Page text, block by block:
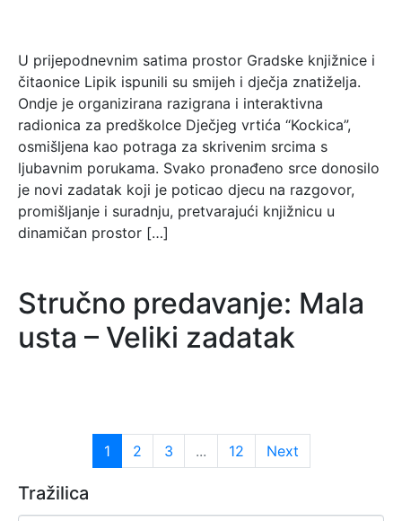
U prijepodnevnim satima prostor Gradske knjižnice i
čitaonice Lipik ispunili su smijeh i dječja znatiželja.
Ondje je organizirana razigrana i interaktivna
radionica za predškolce Dječjeg vrtića “Kockica”,
osmišljena kao potraga za skrivenim srcima s
ljubavnim porukama. Svako pronađeno srce donosilo
je novi zadatak koji je poticao djecu na razgovor,
promišljanje i suradnju, pretvarajući knjižnicu u
dinamičan prostor […]
Stručno predavanje: Mala
usta – Veliki zadatak
1 2 3 ... 12 Next
Tražilica